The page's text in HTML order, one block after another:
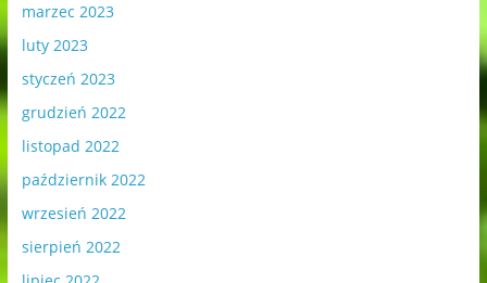
marzec 2023
luty 2023
styczeń 2023
grudzień 2022
listopad 2022
październik 2022
wrzesień 2022
sierpień 2022